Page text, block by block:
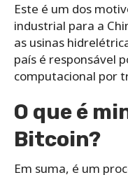
Este é um dos
industrial para a
as usinas
país é responsável
computacional por
O que é
Bitcoin?
Em suma, é um